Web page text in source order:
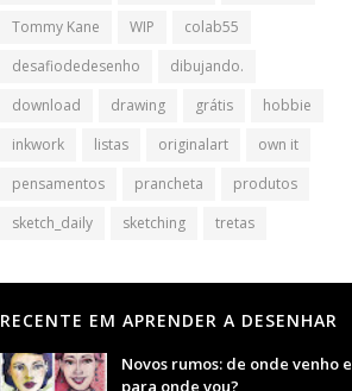
Tommy Kane
WIP
colab55
desafiodedesenho
dibujando.
download
drawing grátis
hobbie
inkwork
listas originalart
own it
pensamentos
prancheta
produtos
sketch_daily
sketching tretas
RECENTE EM APRENDER A DESENHAR
Novos rumos: de onde venho e
para onde vou?